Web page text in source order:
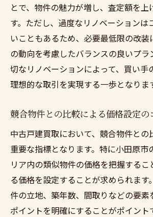
とで、物件の魅力が増し、査定額を上
す。ただし、過度なリノベーションは
いこともあるため、必要最低限の改装
の動向を考慮したバランスの良いプラ
切なリノベーションによって、買い手
理想的な取引を実現する一歩となりま
競合物件との比較による価格設定の
中古戸建買取において、競合物件との
重要な指標となります。特に小田原市
リア内の類似物件の価格を把握するこ
る価格を設定することが求められます
件の立地、築年数、間取りなどの要素
ポイントを明確にすることがポイント